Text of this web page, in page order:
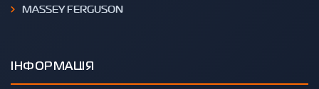
MASSEY FERGUSON
ІНФОРМАЦІЯ